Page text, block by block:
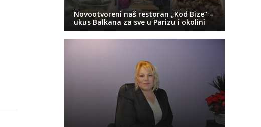
Novootvoreni naš restoran „Kod Bize“ –
ukus Balkana za sve u Parizu i okolini